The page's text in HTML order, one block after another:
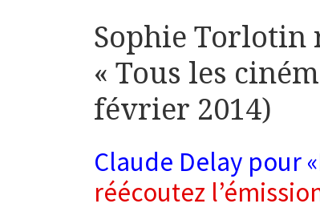
Sophie Torlotin
« Tous les
février 2014)
Claude Delay pour
réécoutez